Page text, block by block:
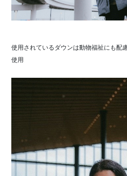
使用されているダウンは動物福祉にも配
使用